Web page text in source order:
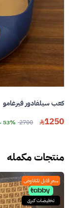
كعب سيلفادور فيرغامو
1250
2700 53% خصم
منتجات مكمله
سعر قابل للتفاوض
تخفيضات كبرى